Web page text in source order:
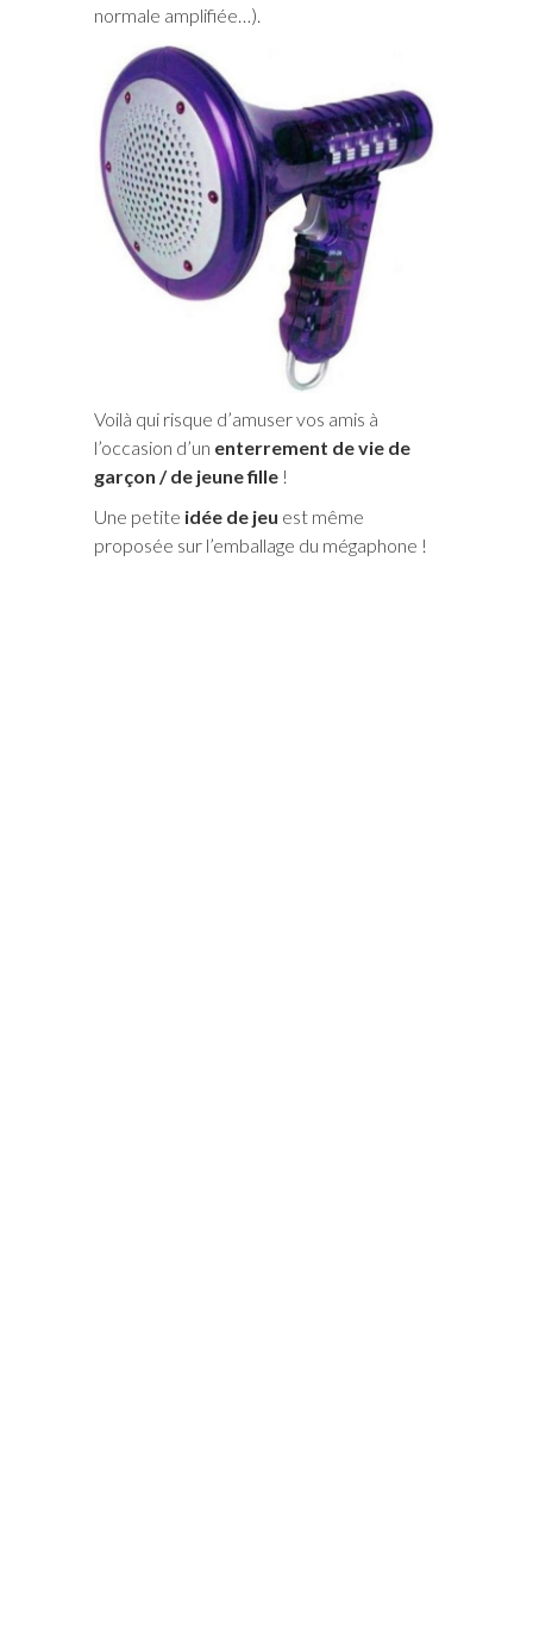
normale amplifiée…).
Voilà qui risque d’amuser vos amis à
l’occasion d’un enterrement de vie de
garçon / de jeune fille !
Une petite idée de jeu est même
proposée sur l’emballage du mégaphone !